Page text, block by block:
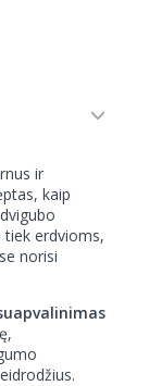
ir
kaip
tiek erdvioms,
norisi